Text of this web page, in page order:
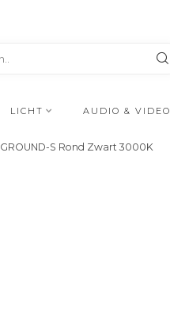
LICHT AUDIO & VIDEO
GROUND-S Rond Zwart 3000K